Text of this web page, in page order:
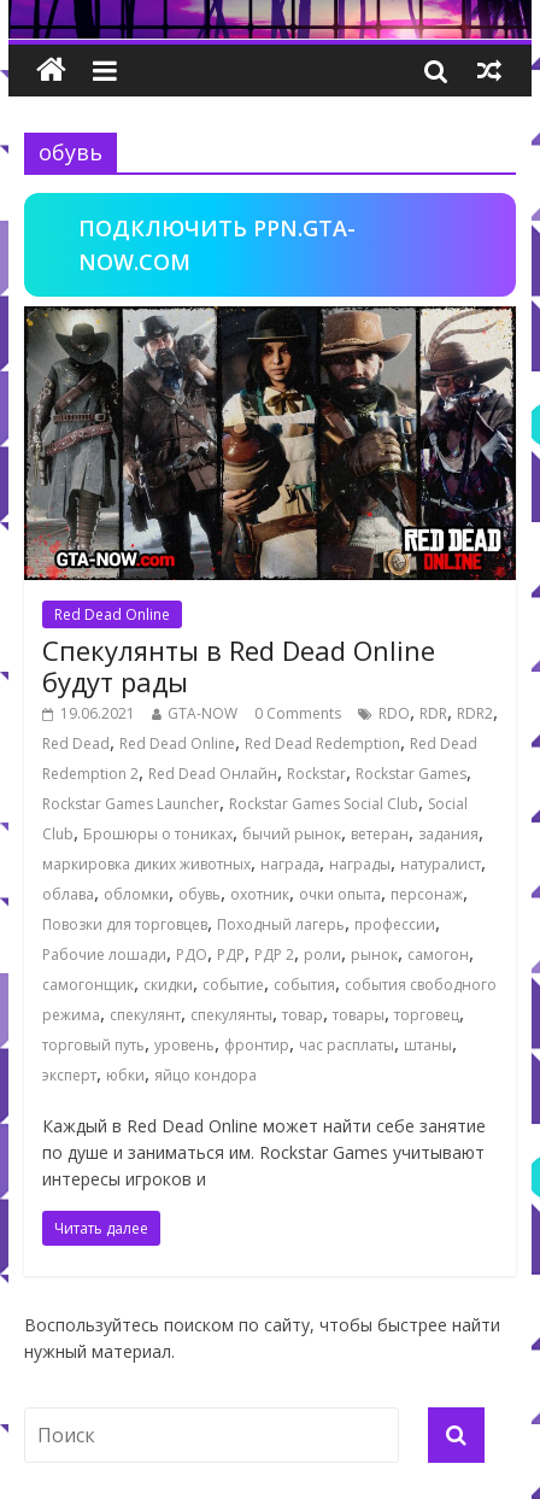
обувь
ПОДКЛЮЧИТЬ PPN.GTA-
NOW.COM
Red Dead Online
Спекулянты в Red Dead Online
будут рады
19.06.2021 GTA-NOW 0 Comments RDO, RDR, RDR2,
Red Dead, Red Dead Online, Red Dead Redemption, Red Dead
Redemption 2, Red Dead Онлайн, Rockstar, Rockstar Games,
Rockstar Games Launcher, Rockstar Games Social Club, Social
Club, Брошюры о тониках, бычий рынок, ветеран, задания,
маркировка диких животных, награда, награды, натуралист,
облава, обломки, обувь, охотник, очки опыта, персонаж,
Повозки для торговцев, Походный лагерь, профессии,
Рабочие лошади, РДО, РДР, РДР 2, роли, рынок, самогон,
самогонщик, скидки, событие, события, события свободного
режима, спекулянт, спекулянты, товар, товары, торговец,
торговый путь, уровень, фронтир, час расплаты, штаны,
эксперт, юбки, яйцо кондора
Каждый в Red Dead Online может найти себе занятие
по душе и заниматься им. Rockstar Games учитывают
интересы игроков и
Читать далее
Воспользуйтесь поиском по сайту, чтобы быстрее найти
нужный материал.